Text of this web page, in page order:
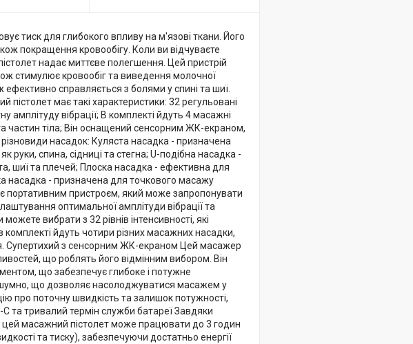
тиск для глибокого впливу на м'язові ткани. Його
покращення кровообігу. Коли ви відчуваєте
надає миттєве полегшення. Цей пристрій
стимулює кровообіг та виведення молочної
справляється з болями у спині та шиї.
має такі характеристики: 32 регульовані
вібрації; В комплекті йдуть 4 масажні
частин тіла; Він оснащений сенсорним ЖК-екраном,
насадок: Куляста насадка - призначена
спина, сідниці та стегна; U-подібна насадка -
шиї та плечей; Плоска насадка - ефективна для
насадка - призначена для точкового масажу
є портативним пристроєм, який може запропонувати
оптимальної амплітуди вібрації та
вибрати з 32 рівнів інтенсивності, які
комплекті йдуть чотири різних масажних насадки,
Супертихий з сенсорним ЖК-екраном Цей масажер
що роблять його відмінним вибором. Він
що забезпечує глибоке і потужне
що дозволяє насолоджуватися масажем у
про поточну швидкість та залишок потужності,
та тривалий термін служби батареї Завдяки
цей масажний пістолет може працювати до 3 годин
та тиску), забезпечуючи достатньо енергії